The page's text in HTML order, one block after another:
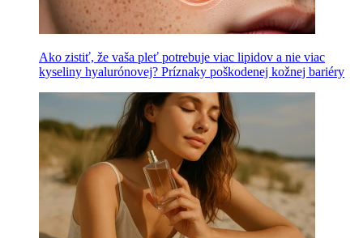
Ako zistiť, že vaša pleť potrebuje viac lipidov a nie viac
kyseliny hyalurónovej? Príznaky poškodenej kožnej bariéry